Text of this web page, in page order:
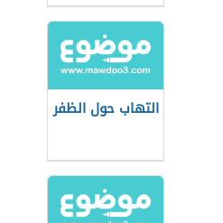
التهاب حول الظفر